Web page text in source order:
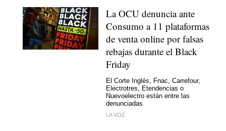
La OCU denuncia ante
Consumo a 11 plataformas
de venta online por falsas
rebajas durante el Black
Friday
El Corte Inglés, Fnac, Carrefour,
Electrotres, Etendencias o
Nuevoelectro están entre las
denunciadas
LA VOZ